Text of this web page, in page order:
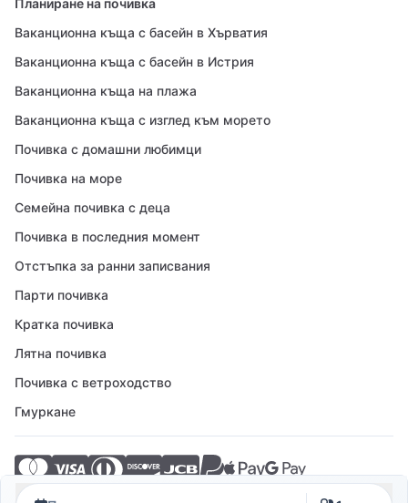
Планиране на почивка
Ваканционна къща с басейн в Хърватия
Ваканционна къща с басейн в Истрия
Ваканционна къща на плажа
Ваканционна къща с изглед към морето
Почивка с домашни любимци
Почивка на море
Семейна почивка с деца
Почивка в последния момент
Отстъпка за ранни записвания
Парти почивка
Кратка почивка
Лятна почивка
Почивка с ветроходство
Гмуркане
© 2026 Crovillas GmbH